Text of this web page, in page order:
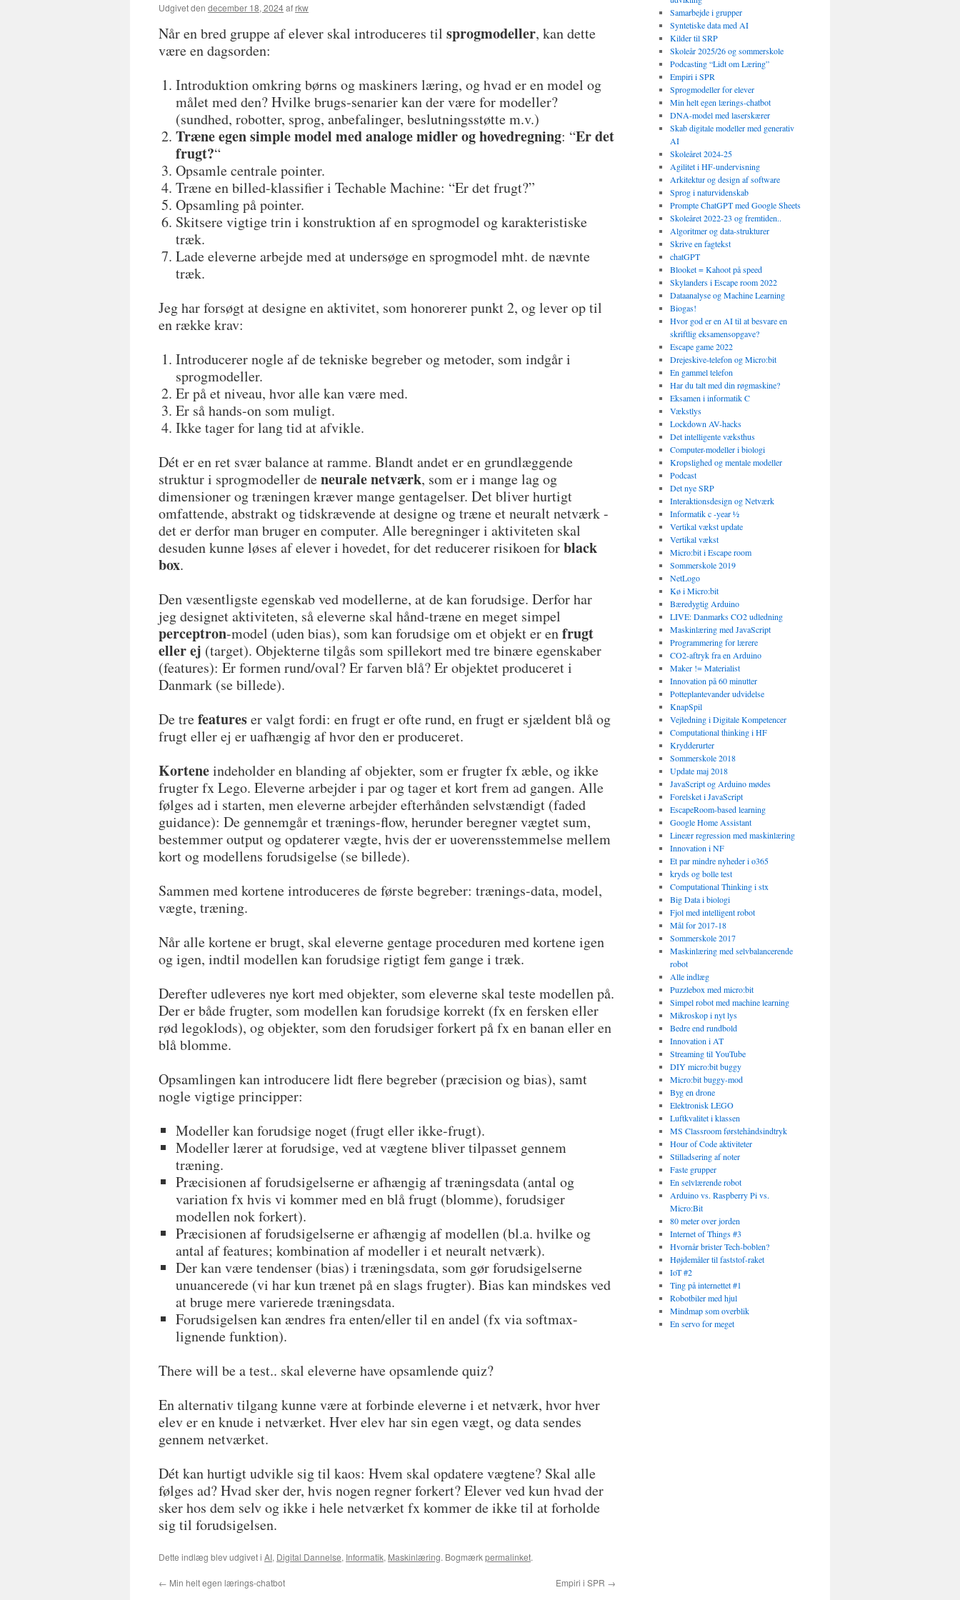
Udgivet den december 18, 2024af rkw
Når en bred gruppe af elever skal introduceres til sprogmodeller, kan dette
være en dagsorden:
Introduktion omkring børns og maskiners læring, og hvad er en model og
målet med den? Hvilke brugs-senarier kan der være for modeller?
(sundhed, robotter, sprog, anbefalinger, beslutningsstøtte m.v.)
Træne egen simple model med analoge midler og hovedregning: “Er det
frugt?“
Opsamle centrale pointer.
Træne en billed-klassifier i Techable Machine: “Er det frugt?”
Opsamling på pointer.
Skitsere vigtige trin i konstruktion af en sprogmodel og karakteristiske
træk.
Lade eleverne arbejde med at undersøge en sprogmodel mht. de nævnte
træk.
Jeg har forsøgt at designe en aktivitet, som honorerer punkt 2, og lever op til
en række krav:
Introducerer nogle af de tekniske begreber og metoder, som indgår i
sprogmodeller.
Er på et niveau, hvor alle kan være med.
Er så hands-on som muligt.
Ikke tager for lang tid at afvikle.
Dét er en ret svær balance at ramme. Blandt andet er en grundlæggende
struktur i sprogmodeller deneurale netværk, som er i mange lag og
dimensioner og træningen kræver mange gentagelser. Det bliver hurtigt
omfattende, abstrakt og tidskrævende at designe og træne et neuralt netværk -
det er derfor man bruger en computer. Alle beregninger i aktiviteten skal
desuden kunne løses af elever i hovedet, for det reducerer risikoen forblack
box.
Den væsentligste egenskab ved modellerne, at de kan forudsige. Derfor har
jeg designet aktiviteten, så eleverne skal hånd-træne en meget simpel
perceptron-model (uden bias), som kan forudsige om et objekt er enfrugt
eller ej (target). Objekterne tilgås som spillekort med tre binære egenskaber
(features): Er formen rund/oval? Er farven blå? Er objektet produceret i
Danmark (se billede).
De trefeatureser valgt fordi: en frugt er ofte rund, en frugt er sjældent blå og
frugt eller ej er uafhængig af hvor den er produceret.
Korteneindeholder en blanding af objekter, som er frugter fx æble, og ikke
frugter fx Lego. Eleverne arbejder i par og tager et kort frem ad gangen. Alle
følges ad i starten, men eleverne arbejder efterhånden selvstændigt (faded
guidance): De gennemgår et trænings-flow, herunder beregner vægtet sum,
bestemmer output og opdaterer vægte, hvis der er uoverensstemmelse mellem
kort og modellens forudsigelse (se billede).
Sammen med kortene introduceres de første begreber: trænings-data, model,
vægte, træning.
Når alle kortene er brugt, skal eleverne gentage proceduren med kortene igen
og igen, indtil modellen kan forudsige rigtigt fem gange i træk.
Derefter udleveres nye kort med objekter, som eleverne skal teste modellen på.
Der er både frugter, som modellen kan forudsige korrekt (fx en fersken eller
rød legoklods), og objekter, som den forudsiger forkert på fx en banan eller en
blå blomme.
Opsamlingen kan introducere lidt flere begreber (præcision og bias), samt
nogle vigtige principper:
Modeller kan forudsige noget (frugt eller ikke-frugt).
Modeller lærer at forudsige, ved at vægtene bliver tilpasset gennem
træning.
Præcisionen af forudsigelserne er afhængig af træningsdata (antal og
variation fx hvis vi kommer med en blå frugt (blomme), forudsiger
modellen nok forkert).
Præcisionen af forudsigelserne er afhængig af modellen (bl.a. hvilke og
antal af features; kombination af modeller i et neuralt netværk).
Der kan være tendenser (bias) i træningsdata, som gør forudsigelserne
unuancerede (vi har kun trænet på en slags frugter). Bias kan mindskes ved
at bruge mere varierede træningsdata.
Forudsigelsen kan ændres fra enten/eller til en andel (fx via softmax-
lignende funktion).
There will be a test.. skal eleverne have opsamlende quiz?
En alternativ tilgang kunne være at forbinde eleverne i et netværk, hvor hver
elev er en knude i netværket. Hver elev har sin egen vægt, og data sendes
gennem netværket.
Dét kan hurtigt udvikle sig til kaos: Hvem skal opdatere vægtene? Skal alle
følges ad? Hvad sker der, hvis nogen regner forkert? Elever ved kun hvad der
sker hos dem selv og ikke i hele netværket fx kommer de ikke til at forholde
sig til forudsigelsen.
Dette indlæg blev udgivet i AI, Digital Dannelse, Informatik, Maskinlæring. Bogmærkpermalinket.
← Min helt egen lærings-chatbot Empiri i SPR →
Samarbejde i grupper
Syntetiske data med AI
Kilder til SRP
Skoleår 2025/26 og sommerskole
Podcasting “Lidt om Læring”
Empiri i SPR
Sprogmodeller for elever
Min helt egen lærings-chatbot
DNA-model med laserskærer
Skab digitale modeller med generativ
AI
Skoleåret 2024-25
Agilitet i HF-undervisning
Arkitektur og design af software
Sprog i naturvidenskab
Prompte ChatGPT med Google Sheets
Skoleåret 2022-23 og fremtiden..
Algoritmer og data-strukturer
Skrive en fagtekst
chatGPT
Blooket = Kahoot på speed
Skylanders i Escape room 2022
Dataanalyse og Machine Learning
Biogas!
Hvor god er en AI til at besvare en
skriftlig eksamensopgave?
Escape game 2022
Drejeskive-telefon og Micro:bit
En gammel telefon
Har du talt med din røgmaskine?
Eksamen i informatik C
Vækstlys
Lockdown AV-hacks
Det intelligente væksthus
Computer-modeller i biologi
Kropslighed og mentale modeller
Podcast
Det nye SRP
Interaktionsdesign og Netværk
Informatik c -year ½
Vertikal vækst update
Vertikal vækst
Micro:bit i Escape room
Sommerskole 2019
NetLogo
Kø i Micro:bit
Bæredygtig Arduino
LIVE: Danmarks CO2 udledning
Maskinlæring med JavaScript
Programmering for lærere
CO2-aftryk fra en Arduino
Maker != Materialist
Innovation på 60 minutter
Potteplantevander udvidelse
KnapSpil
Vejledning i Digitale Kompetencer
Computational thinking i HF
Krydderurter
Sommerskole 2018
Update maj 2018
JavaScript og Arduino mødes
Forelsket i JavaScript
EscapeRoom-based learning
Google Home Assistant
Lineær regression med maskinlæring
Innovation i NF
Et par mindre nyheder i o365
kryds og bolle test
Computational Thinking i stx
Big Data i biologi
Fjol med intelligent robot
Mål for 2017-18
Sommerskole 2017
Maskinlæring med selvbalancerende
robot
Alle indlæg
Puzzlebox med micro:bit
Simpel robot med machine learning
Mikroskop i nyt lys
Bedre end rundbold
Innovation i AT
Streaming til YouTube
DIY micro:bit buggy
Micro:bit buggy-mod
Byg en drone
Elektronisk LEGO
Luftkvalitet i klassen
MS Classroom førstehåndsindtryk
Hour of Code aktiviteter
Stilladsering af noter
Faste grupper
En selvlærende robot
Arduino vs. Raspberry Pi vs.
Micro:Bit
80 meter over jorden
Internet of Things #3
Hvornår brister Tech-boblen?
Højdemåler til faststof-raket
IoT #2
Ting på internettet #1
Robotbiler med hjul
Mindmap som overblik
En servo for meget